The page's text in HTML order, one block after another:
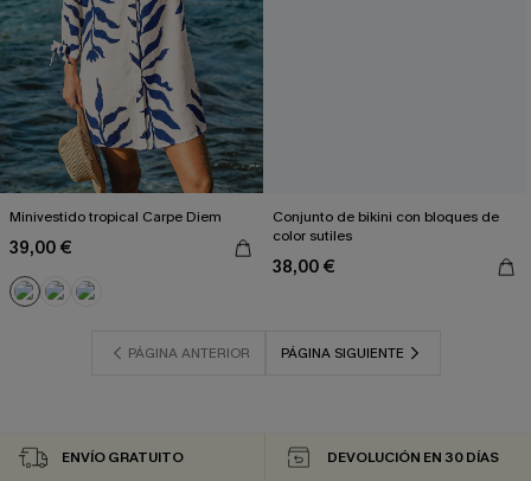
Minivestido tropical Carpe Diem
39,00 €
Conjunto de bikini con bloques de
color sutiles
38,00 €
PÁGINA ANTERIOR PÁGINA SIGUIENTE
ENVÍO GRATUITO DEVOLUCIÓN EN 30 DÍAS